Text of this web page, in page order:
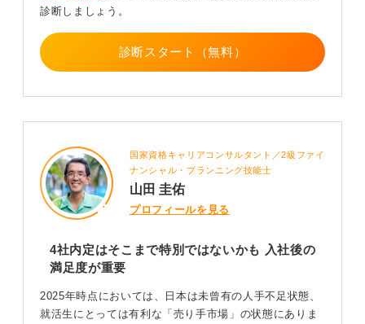
これから、入社する一社を決めるわけですが、最終的に
選ぶのは自分自身であるため、改めて自己分析が大切と
なります。自分自身の軸や価値観を明確にして、最後は
自分で決めましょう。
世間の評価やブランド、親や友人の意見を間に受けると
しましょう。
0
診断しましょう。
診断スタート（無料）
国家資格キャリアコンサルタント／2級ファイ
ナンシャル・プランニング技能士
山田 圭佑
プロフィールを見る
4社内定はそこまで特別ではないかも 入社後の
満足度が重要
2025年時点においては、日本は未曾有の人手不足状態、
就活生にとっては有利な「売り手市場」の状態にありま